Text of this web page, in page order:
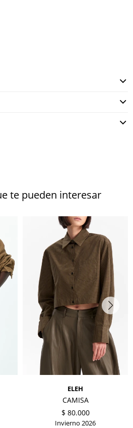
te pueden interesar
ELEH
CAMISA
$ 80.000
Invierno 2026